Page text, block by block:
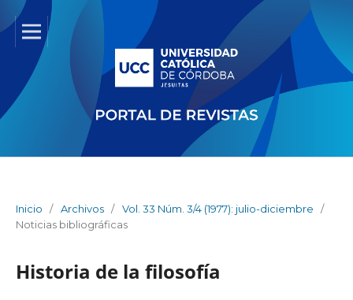
Inicio / Archivos / Vol. 33 Núm. 3/4 (1977): julio-diciembre
/
Noticias bibliográficas
Historia de la filosofía